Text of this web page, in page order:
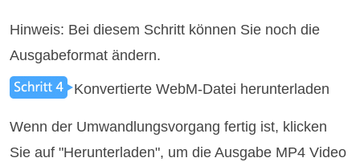
Hinweis: Bei diesem Schritt können Sie noch die
Ausgabeformat ändern.
Konvertierte WebM-Datei herunterladen
Wenn der Umwandlungsvorgang fertig ist, klicken
Sie auf "Herunterladen", um die Ausgabe MP4 Video